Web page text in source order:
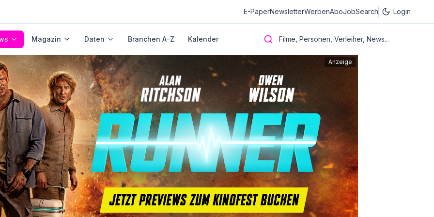
E-PaperNewsletterWerbenAboJobSearch Login
Magazin Daten Branchen A-Z Kalender Filme, Personen, Verleiher, News...
Anzeige